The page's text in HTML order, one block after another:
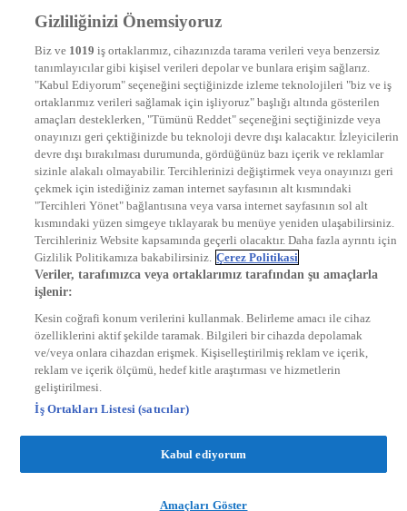
DYG Televizyonlar
STAR
EURO STAR
KRAL POP TV
DYG Radyolar
NTV RADYO
KRAL FM
KRAL POP
EKSEN
VOYAGE
DYG Dijital
ntv.com.tr
ntvspor.net
secim.ntv.com.tr
startv.com.tr
kralmuzik.com.tr
Gizliliğinizi Önemsiyoruz
Biz ve 1019 iş ortaklarımız, cihazınızda tarama verileri veya benzersiz
tanımlayıcılar gibi kişisel verileri depolar ve bunlara erişim sağlarız.
"Kabul Ediyorum" seçeneğini seçtiğinizde izleme teknolojileri "biz ve iş
ortaklarımız verileri sağlamak için işliyoruz" başlığı altında gösterilen
amaçları desteklerken, "Tümünü Reddet" seçeneğini seçtiğinizde veya
onayınızı geri çektiğinizde bu teknoloji devre dışı kalacaktır. İzleyicilerin
devre dışı bırakılması durumunda, gördüğünüz bazı içerik ve reklamlar
sizinle alakalı olmayabilir. Tercihlerinizi değiştirmek veya onayınızı geri
çekmek için istediğiniz zaman internet sayfasının alt kısmındaki
"Tercihleri Yönet" bağlantısına veya varsa internet sayfasının sol alt
kısmındaki yüzen simgeye tıklayarak bu menüye yeniden ulaşabilirsiniz.
Tercihleriniz Website kapsamında geçerli olacaktır. Daha fazla ayrıntı için
Gizlilik Politikamıza bakabilirsiniz. Çerez Politikasi
Veriler, tarafımızca veya ortaklarımız tarafından şu amaçlarla
işlenir:
Kesin coğrafi konum verilerini kullanmak. Belirleme amacı ile cihaz
özelliklerini aktif şekilde taramak. Bilgileri bir cihazda depolamak
ve/veya onlara cihazdan erişmek. Kişiselleştirilmiş reklam ve içerik,
reklam ve içerik ölçümü, hedef kitle araştırması ve hizmetlerin
geliştirilmesi.
İş Ortakları Listesi (satıcılar)
Kabul ediyorum
Amaçları Göster